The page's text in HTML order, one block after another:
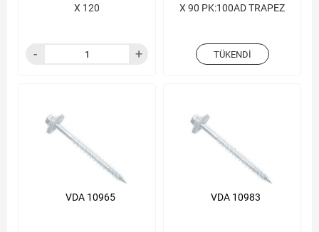
X 120
X 90 PK:100AD TRAPEZ
TÜKENDI
VDA 10965 VDA 10983